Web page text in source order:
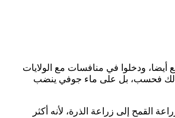
أيضا، ودخلوا في منافسات مع الولايات
ذلك فحسب، بل على ماء جوفي ينضب
إلى زراعة الذرة، لأنه أكثر